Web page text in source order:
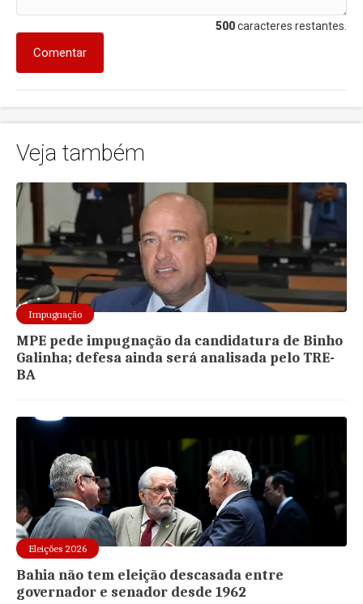
500caracteres restantes.
Comentar
Veja também
Impugnação
MPE pede impugnação da candidatura de Binho
Galinha; defesa ainda será analisada pelo TRE-
BA
Eleições 2026
Bahia não tem eleição descasada entre
governador e senador desde 1962